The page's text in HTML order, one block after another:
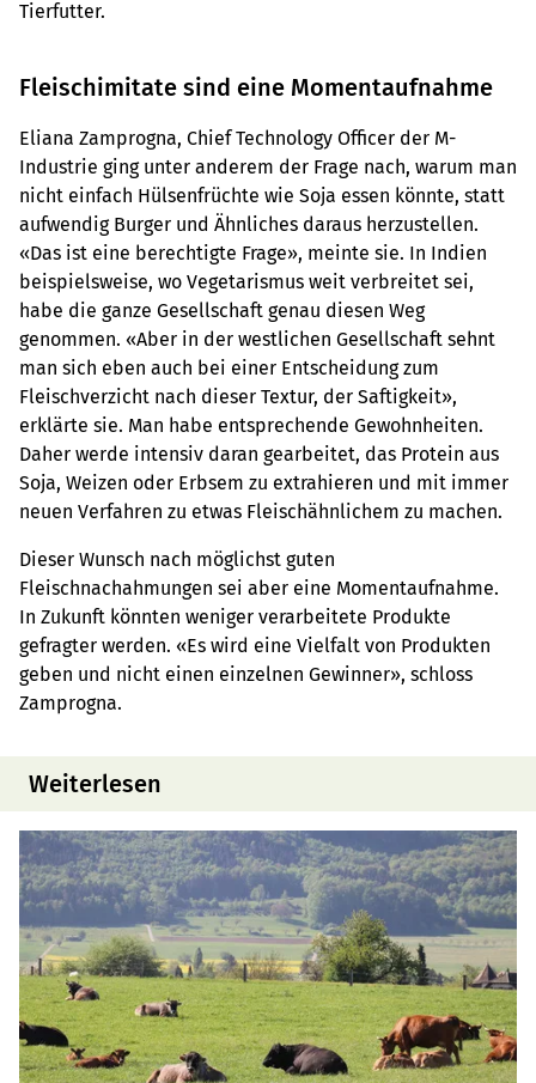
Tierfutter.
Fleischimitate sind eine Momentaufnahme
Eliana Zamprogna, Chief Technology Officer der M-
Industrie ging unter anderem der Frage nach, warum man
nicht einfach Hülsenfrüchte wie Soja essen könnte, statt
aufwendig Burger und Ähnliches daraus herzustellen.
«Das ist eine berechtigte Frage», meinte sie. In Indien
beispielsweise, wo Vegetarismus weit verbreitet sei,
habe die ganze Gesellschaft genau diesen Weg
genommen. «Aber in der westlichen Gesellschaft sehnt
man sich eben auch bei einer Entscheidung zum
Fleischverzicht nach dieser Textur, der Saftigkeit»,
erklärte sie. Man habe entsprechende Gewohnheiten.
Daher werde intensiv daran gearbeitet, das Protein aus
Soja, Weizen oder Erbsem zu extrahieren und mit immer
neuen Verfahren zu etwas Fleischähnlichem zu machen.
Dieser Wunsch nach möglichst guten
Fleischnachahmungen sei aber eine Momentaufnahme.
In Zukunft könnten weniger verarbeitete Produkte
gefragter werden. «Es wird eine Vielfalt von Produkten
geben und nicht einen einzelnen Gewinner», schloss
Zamprogna.
Weiterlesen